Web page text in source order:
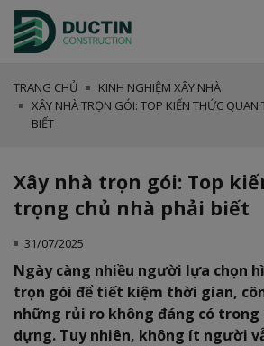
TRANG CHỦ
KINH NGHIỆM XÂY NHÀ
XÂY NHÀ TRỌN GÓI: TOP KIẾN THỨC QUAN
BIẾT
Xây nhà trọn gói: Top
trọng chủ nhà phải biết
31/07/2025
Ngày càng nhiều người lựa chọn
trọn gói để tiết kiệm thời gian,
những rủi ro không đáng có
dựng. Tuy nhiên, không ít người